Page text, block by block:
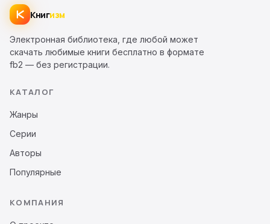
Книгизм
Электронная библиотека, где любой может
скачать любимые книги бесплатно в формате
fb2 — без регистрации.
КАТАЛОГ
Жанры
Серии
Авторы
Популярные
КОМПАНИЯ